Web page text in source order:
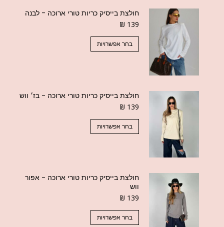
חולצת בייסיק כריות טורי ארוכה - לבנה
₪ 139
בחר אפשרויות
חולצת בייסיק כריות טורי ארוכה - בז׳ ווש
₪ 139
בחר אפשרויות
חולצת בייסיק כריות טורי ארוכה - אפור
ווש
₪ 139
בחר אפשרויות